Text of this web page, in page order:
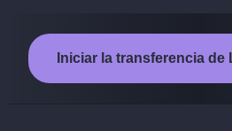
Iniciar la transferencia de